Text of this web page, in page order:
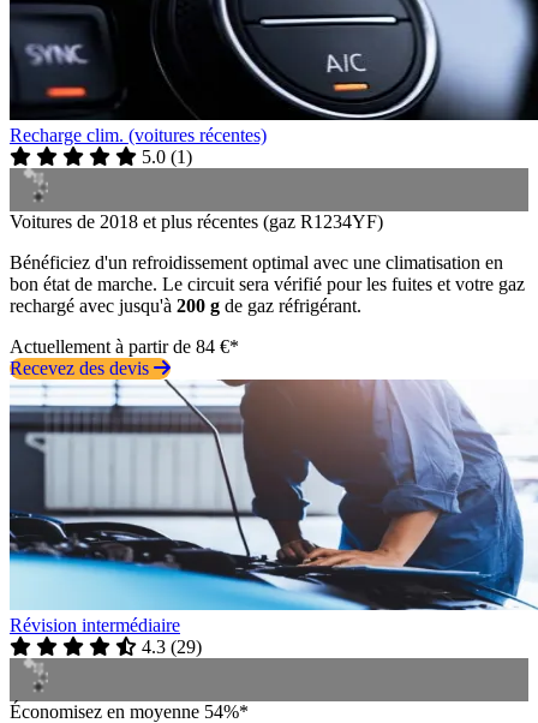
Recharge clim. (voitures récentes)
5.0 (1)
Voitures de 2018 et plus récentes (gaz R1234YF)
Bénéficiez d'un refroidissement optimal avec une climatisation en
bon état de marche. Le circuit sera vérifié pour les fuites et votre gaz
rechargé avec jusqu'à 200 g de gaz réfrigérant.
Actuellement à partir de 84 €*
Recevez des devis
Révision intermédiaire
4.3 (29)
Économisez en moyenne 54%*